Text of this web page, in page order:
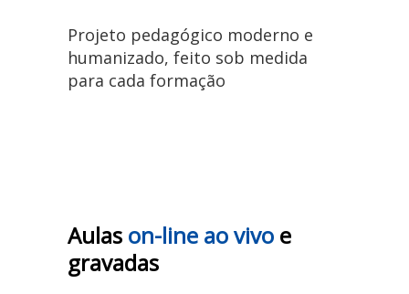
Projeto pedagógico moderno e
humanizado, feito sob medida
para cada formação
Aulas on-line ao vivo e
gravadas